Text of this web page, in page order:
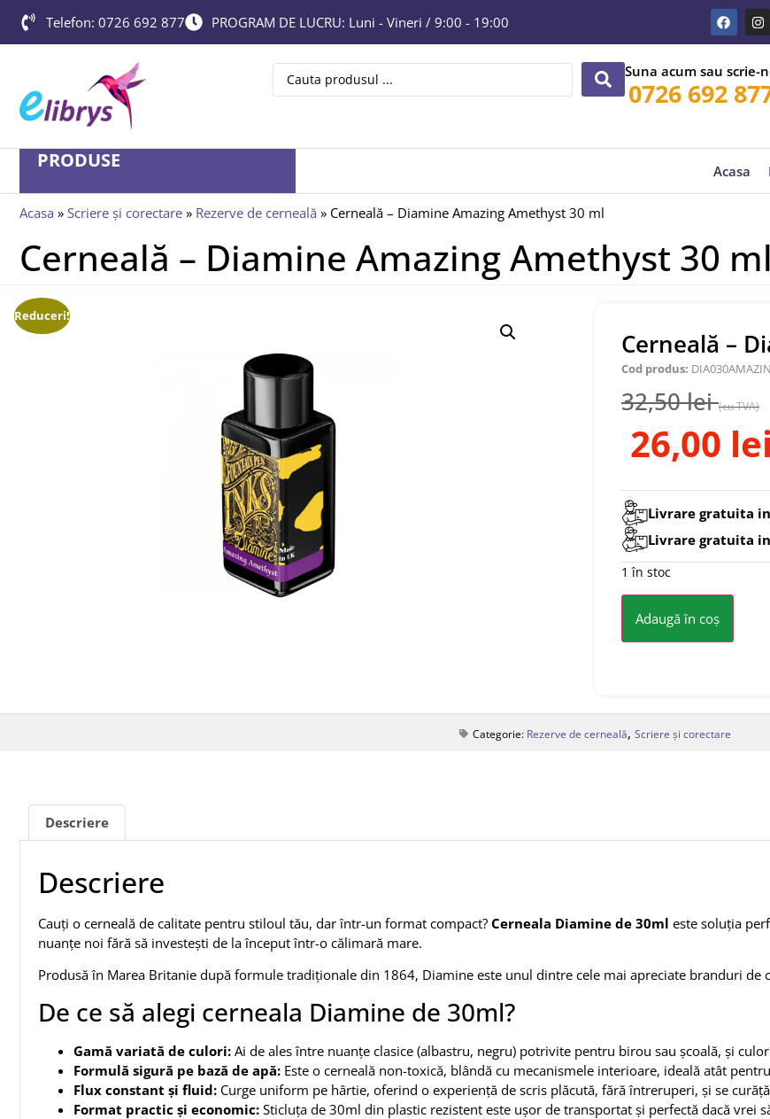
Telefon: 0726 692 877 PROGRAM DE LUCRU: Luni - Vineri / 9:00 - 19:00
Suna acum sau scrie-
0726 692
PRODUSE Acasa
Acasa » Scriere și corectare » Rezerve de cerneală » Cerneală – Diamine Amazing Amethyst 30 ml
Cerneală – Diamine Amazing Amethyst 30 ml
Reduceri!
Cerneală –
Cod produs:
32,50lei (cu TVA)
26,00 lei
Livrare gratuita
Livrare gratuita
1 în stoc
Adaugă în coș
Categorie: Rezerve de cerneală, Scriere și corectare
Descriere
Descriere
Cauți o cerneală de calitate pentru stiloul tău, dar într-un format compact? Cerneala Diamine de 30ml este soluția
nuanțe noi fără să investești de la început într-o călimară mare.
Produsă în Marea Britanie după formule tradiționale din 1864, Diamine este unul dintre cele mai apreciate branduri de
De ce să alegi cerneala Diamine de 30ml?
Gamă variată de culori: Ai de ales între nuanțe clasice (albastru, negru) potrivite pentru birou sau școală, și
Formulă sigură pe bază de apă: Este o cerneală non-toxică, blândă cu mecanismele interioare, ideală atât
Flux constant și fluid: Curge uniform pe hârtie, oferind o experiență de scris plăcută, fără întreruperi, și se
Format practic și economic: Sticluța de 30ml din plastic rezistent este ușor de transportat și perfectă dacă vrei